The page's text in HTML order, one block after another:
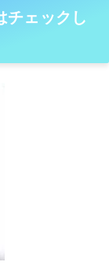
チェックし